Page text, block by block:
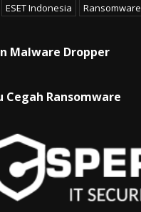
ESET Indonesia Ransomware
Malware Dropper
Cegah Ransomware